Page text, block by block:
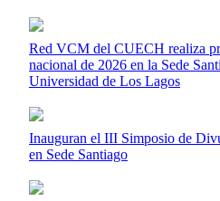
Red VCM del CUECH realiza
nacional de 2026 en la Sede
Universidad de Los Lagos
Inauguran el III Simposio de
en Sede Santiago